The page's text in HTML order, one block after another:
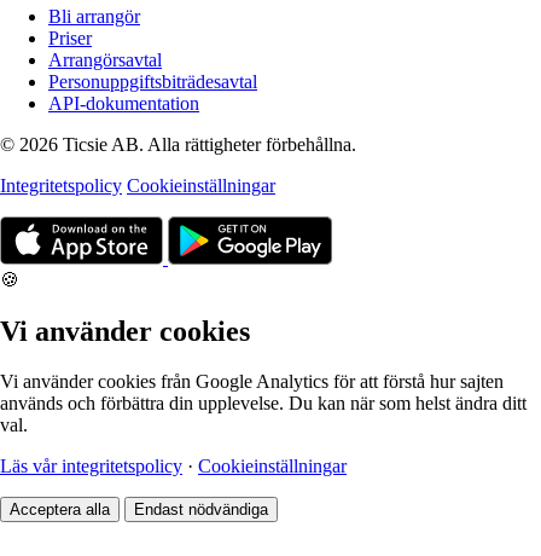
Bli arrangör
Priser
Arrangörsavtal
Personuppgiftsbiträdesavtal
API-dokumentation
© 2026 Ticsie AB. Alla rättigheter förbehållna.
Integritetspolicy Cookieinställningar
🍪
Vi använder cookies
Vi använder cookies från Google Analytics för att förstå hur sajten
används och förbättra din upplevelse. Du kan när som helst ändra ditt
val.
Läs vår integritetspolicy · Cookieinställningar
Acceptera alla Endast nödvändiga